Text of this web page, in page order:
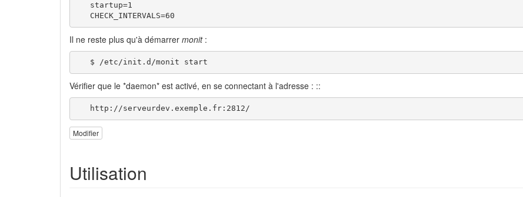
   startup=1
   CHECK_INTERVALS=60
Il ne reste plus qu'à démarrer monit:
   $ /etc/init.d/monit start
Vérifier que le *daemon* est activé, en se connectant à l'adresse : ::
   http://serveurdev.exemple.fr:2812/
Modifier
Utilisation